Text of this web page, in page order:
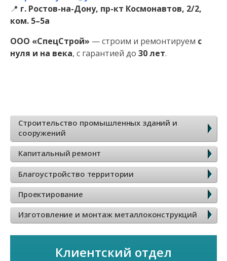
📍 г. Ростов-на-Дону, пр-кт Космонавтов, 2/2,
ком. 5–5а
ООО «СпецСтрой» — строим и ремонтируем с
нуля и на века, с гарантией до 30 лет.
Б
о
к
о
в
о
Строительство промышленных зданий и
сооружений
Капитальный ремонт
Благоустройство территории
Проектирование
Изготовление и монтаж металлоконструкций
Клиентский отдел